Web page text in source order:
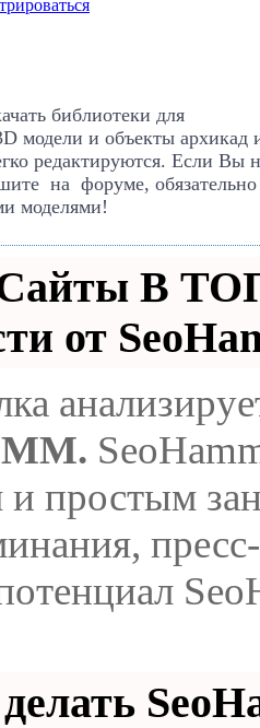
библиотеки для
модели и объекты архикад
редактируются. Если Вы
на форуме, обязательно
моделями!
Сайты В
от
простым